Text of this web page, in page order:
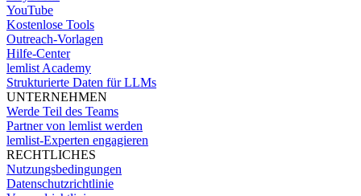
YouTube
Kostenlose Tools
Outreach-Vorlagen
Hilfe-Center
lemlist Academy
Strukturierte Daten für LLMs
UNTERNEHMEN
Werde Teil des Teams
Partner von lemlist werden
lemlist-Experten engagieren
RECHTLICHES
Nutzungsbedingungen
Datenschutzrichtlinie